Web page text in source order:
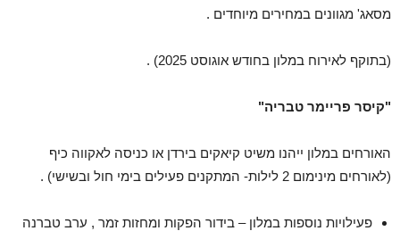
מסאג' מגוונים במחירים מיוחדים .
(בתוקף לאירוח במלון בחודש אוגוסט 2025) .
"קיסר פריימר טבריה"
האורחים במלון ייהנו משיט קיאקים בירדן או כניסה לאקווה כיף
(לאורחים מינימום 2 לילות- המתקנים פעילים בימי חול ובשישי) .
פעילויות נוספות במלון – בידור הפקות ומחזות זמר , ערב טברנה